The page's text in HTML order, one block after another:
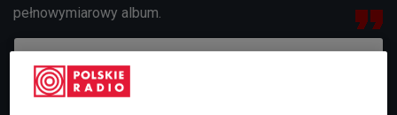
pełnowymiarowy album.